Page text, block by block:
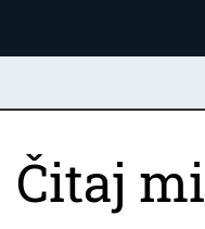
Čitaj mi